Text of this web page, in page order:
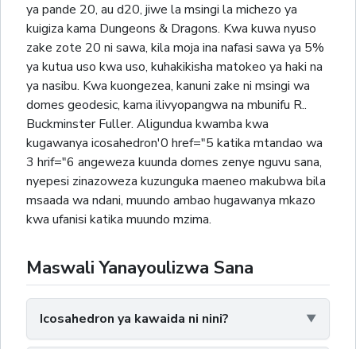
ya pande 20, au d20, jiwe la msingi la michezo ya
kuigiza kama Dungeons & Dragons. Kwa kuwa nyuso
zake zote 20 ni sawa, kila moja ina nafasi sawa ya 5%
ya kutua uso kwa uso, kuhakikisha matokeo ya haki na
ya nasibu. Kwa kuongezea, kanuni zake ni msingi wa
domes geodesic, kama ilivyopangwa na mbunifu R..
Buckminster Fuller. Aligundua kwamba kwa
kugawanya icosahedron'0 href="5 katika mtandao wa
3 hrif="6 angeweza kuunda domes zenye nguvu sana,
nyepesi zinazoweza kuzunguka maeneo makubwa bila
msaada wa ndani, muundo ambao hugawanya mkazo
kwa ufanisi katika muundo mzima.
Maswali Yanayoulizwa Sana
Icosahedron ya kawaida ni nini?